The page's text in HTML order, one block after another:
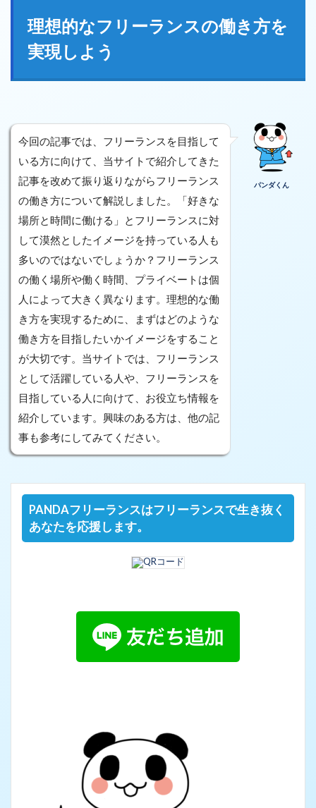
理想的なフリーランスの働き方を
実現しよう
今回の記事では、フリーランスを目指して
いる方に向けて、当サイトで紹介してきた
記事を改めて振り返りながらフリーランス
の働き方について解説しました。「好きな
場所と時間に働ける」とフリーランスに対
して漠然としたイメージを持っている人も
多いのではないでしょうか？フリーランス
の働く場所や働く時間、プライベートは個
人によって大きく異なります。理想的な働
き方を実現するために、まずはどのような
働き方を目指したいかイメージをすること
が大切です。当サイトでは、フリーランス
として活躍している人や、フリーランスを
目指している人に向けて、お役立ち情報を
紹介しています。興味のある方は、他の記
事も参考にしてみてください。
パンダくん
PANDAフリーランスはフリーランスで生き抜く
あなたを応援します。